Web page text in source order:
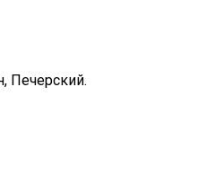
Печерский.